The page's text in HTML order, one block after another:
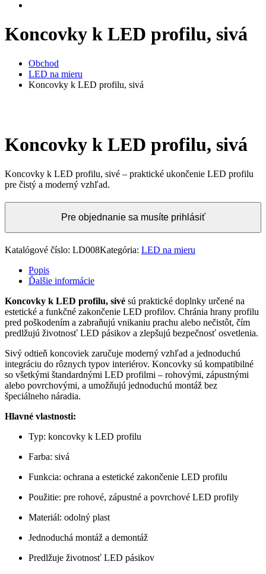
Koncovky k LED profilu, sivá
Obchod
LED na mieru
Koncovky k LED profilu, sivá
Koncovky k LED profilu, sivá
Koncovky k LED profilu, sivé – praktické ukončenie LED profilu
pre čistý a moderný vzhľad.
Pre objednanie sa musíte prihlásiť
Katalógové číslo: LD008Kategória: LED na mieru
Popis
Ďalšie informácie
Koncovky k LED profilu, sivé sú praktické doplnky určené na
estetické a funkčné zakončenie LED profilov. Chránia hrany profilu
pred poškodením a zabraňujú vnikaniu prachu alebo nečistôt, čím
predlžujú životnosť LED pásikov a zlepšujú bezpečnosť osvetlenia.
Sivý odtieň koncoviek zaručuje moderný vzhľad a jednoduchú
integráciu do rôznych typov interiérov. Koncovky sú kompatibilné
so všetkými štandardnými LED profilmi – rohovými, zápustnými
alebo povrchovými, a umožňujú jednoduchú montáž bez
špeciálneho náradia.
Hlavné vlastnosti:
Typ: koncovky k LED profilu
Farba: sivá
Funkcia: ochrana a estetické zakončenie LED profilu
Použitie: pre rohové, zápustné a povrchové LED profily
Materiál: odolný plast
Jednoduchá montáž a demontáž
Predlžuje životnosť LED pásikov